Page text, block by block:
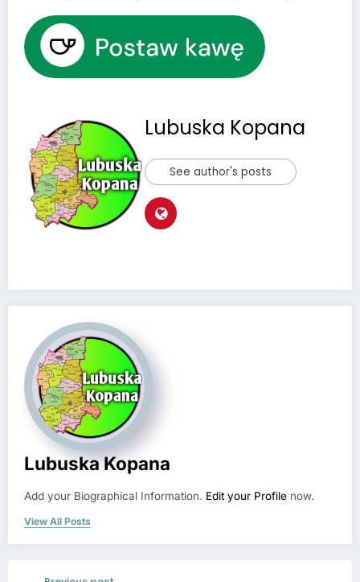
Lubuska Kopana
See author's posts
Lubuska Kopana
Add your Biographical Information. Edit your Profile now.
View All Posts